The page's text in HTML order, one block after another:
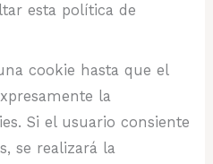
esta política de
cookie hasta que el
la
Si el usuario consiente
se realizará la